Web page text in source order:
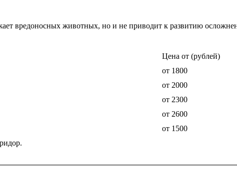
вредоносных животных, но и не приводит к развитию
Цена от (рублей)
от 1800
от 2000
от 2300
от 2600
от 1500